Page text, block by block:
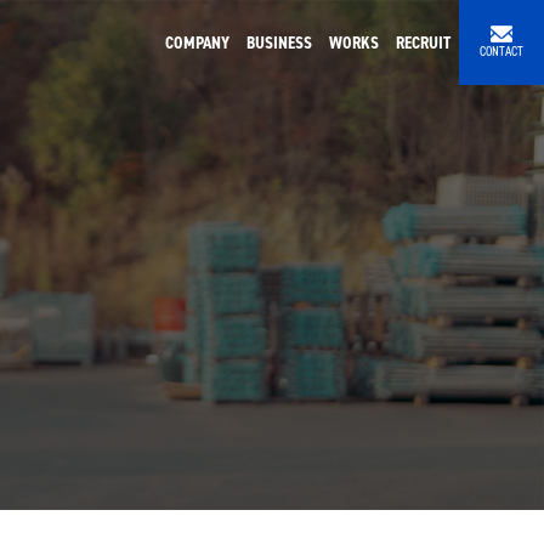
COMPANY BUSINESS WORKS RECRUIT CONTACT